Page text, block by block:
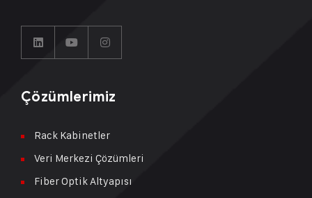
Çözümlerimiz
Rack Kabinetler
Veri Merkezi Çözümleri
Fiber Optik Altyapısı